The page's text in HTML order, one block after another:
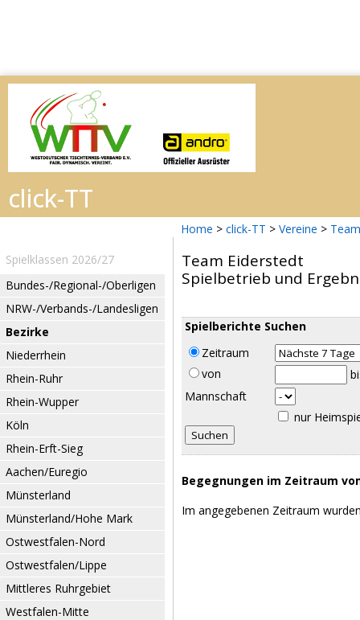
Home > click-TT > Vereine >
Spielklassen 2026/27
Bundes-/Regional-/Oberligen
NRW-/Verbands-/Landesligen
Bezirke
Niederrhein
Rhein-Ruhr
Rhein-Wupper
Köln
Rhein-Erft-Sieg
Aachen/Euregio
Münsterland
Münsterland/Hohe Mark
Ostwestfalen-Nord
Ostwestfalen/Lippe
Mittleres Ruhrgebiet
Westfalen-Mitte
Team Eiderstedt
Spielbetrieb und
Spielberichte Suchen
Zeitraum
von
Mannschaft
nur
Begegnungen im Zeitraum
Im angegebenen Zeitraum